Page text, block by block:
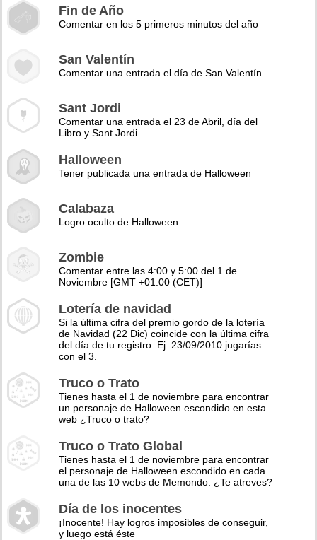
Fin de Año
Comentar en los 5 primeros minutos del año
San Valentín
Comentar una entrada el día de San Valentín
Sant Jordi
Comentar una entrada el 23 de Abril, día del
Libro y Sant Jordi
Halloween
Tener publicada una entrada de Halloween
Calabaza
Logro oculto de Halloween
Zombie
Comentar entre las 4:00 y 5:00 del 1 de
Noviembre [GMT +01:00 (CET)]
Lotería de navidad
Si la última cifra del premio gordo de la lotería
de Navidad (22 Dic) coincide con la última cifra
del día de tu registro. Ej: 23/09/2010 jugarías
con el 3.
Truco o Trato
Tienes hasta el 1 de noviembre para encontrar
un personaje de Halloween escondido en esta
web ¿Truco o trato?
Truco o Trato Global
Tienes hasta el 1 de noviembre para encontrar
el personaje de Halloween escondido en cada
una de las 10 webs de Memondo. ¿Te atreves?
Día de los inocentes
¡Inocente! Hay logros imposibles de conseguir,
y luego está éste